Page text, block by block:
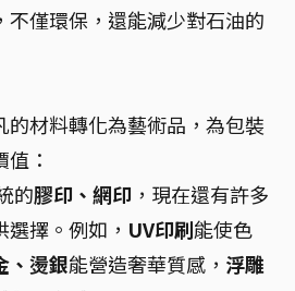
不僅環保，還能減少對石油的
的材料轉化為藝術品，為包裝
：
的膠印、網印 ，現在還有許多
擇。例如， UV印刷能使色
、燙銀能營造奢華質感， 浮雕